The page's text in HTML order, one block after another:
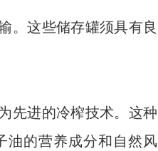
。这些储存罐须具有良
先进的冷榨技术。这种
油的营养成分和自然风
有机亚麻籽油 核桃油